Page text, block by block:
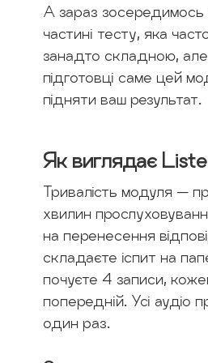
А зараз
частині тесту, яка
занадто складною,
підготовці саме цей
підняти ваш результат.
Як виглядає
Тривалість модуля —
хвилин
на перенесення
складаєте іспит на
почуєте 4 записи,
попередній. Усі аудіо
один раз.